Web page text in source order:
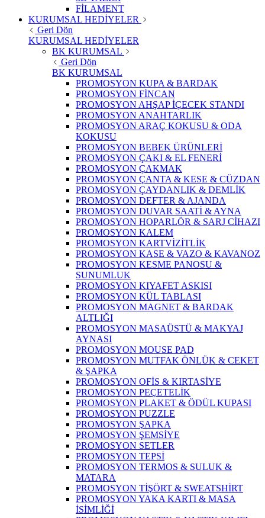
FİLAMENT
KURUMSAL HEDİYELER
Geri Dön
KURUMSAL HEDİYELER
BK KURUMSAL
Geri Dön
BK KURUMSAL
PROMOSYON KUPA & BARDAK
PROMOSYON FİNCAN
PROMOSYON AHŞAP İÇECEK STANDI
PROMOSYON ANAHTARLIK
PROMOSYON ARAÇ KOKUSU & ODA
KOKUSU
PROMOSYON BEBEK ÜRÜNLERİ
PROMOSYON ÇAKI & EL FENERİ
PROMOSYON ÇAKMAK
PROMOSYON ÇANTA & KESE & CÜZDAN
PROMOSYON ÇAYDANLIK & DEMLİK
PROMOSYON DEFTER & AJANDA
PROMOSYON DUVAR SAATİ & AYNA
PROMOSYON HOPARLÖR & SARJ CİHAZI
PROMOSYON KALEM
PROMOSYON KARTVİZİTLİK
PROMOSYON KASE & VAZO & KAVANOZ
PROMOSYON KESME PANOSU &
SUNUMLUK
PROMOSYON KIYAFET ASKISI
PROMOSYON KÜL TABLASI
PROMOSYON MAGNET & BARDAK
ALTLIĞI
PROMOSYON MASAÜSTÜ & MAKYAJ
AYNASI
PROMOSYON MOUSE PAD
PROMOSYON MUTFAK ÖNLÜK & CEKET
& ŞAPKA
PROMOSYON OFİS & KIRTASİYE
PROMOSYON PEÇETELİK
PROMOSYON PLAKET & ÖDÜL KUPASI
PROMOSYON PUZZLE
PROMOSYON ŞAPKA
PROMOSYON ŞEMSİYE
PROMOSYON SETLER
PROMOSYON TEPSİ
PROMOSYON TERMOS & SULUK &
MATARA
PROMOSYON TİŞÖRT & SWEATSHİRT
PROMOSYON YAKA KARTI & MASA
İSİMLİĞİ